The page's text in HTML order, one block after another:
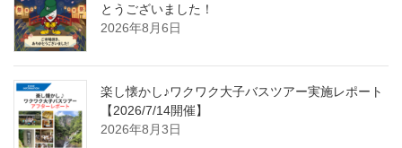
とうございました！
2026年8月6日
楽し懐かし♪ワクワク大子バスツアー実施レポート
【2026/7/14開催】
2026年8月3日